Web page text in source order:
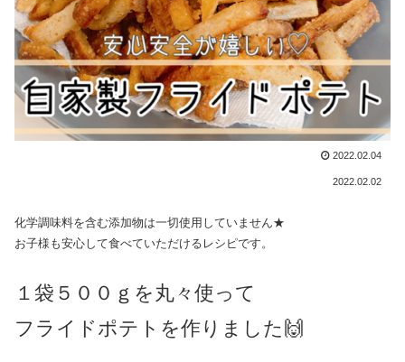
2022.02.04
2022.02.02
化学調味料を含む添加物は一切使用していません★
お子様も安心して食べていただけるレシピです。
１袋５００ｇを丸々使って
フライドポテトを作りました🙌